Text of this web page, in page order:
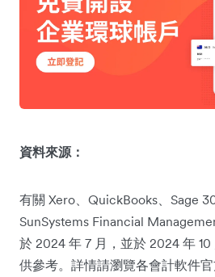
資料來源：
有關 Xero、QuickBooks、Sage
SunSystems Financial
於 2024 年 7 月，並於 2024 年
供參考。詳情請瀏覽各會計軟件